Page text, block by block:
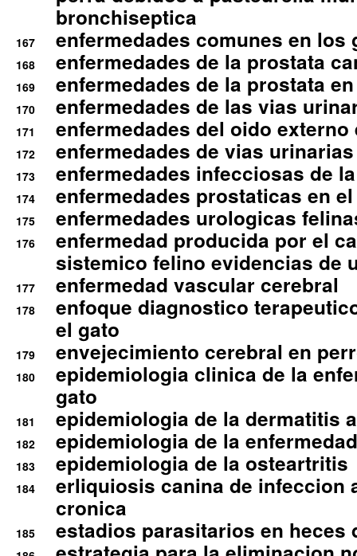
bronchiseptica
167 enfermedades comunes en los
168 enfermedades de la prostata
169 enfermedades de la prostata
170 enfermedades de las vias
171 enfermedades del oido
172 enfermedades de vias
173 enfermedades infecciosas de
174 enfermedades prostaticas en
175 enfermedades urologicas
176
enfermedad producida por el
sistemico felino evidencias de
177 enfermedad vascular cerebral
178
enfoque diagnostico
el gato
179 envejecimiento cerebral en
180
epidemiologia clinica de la
gato
181 epidemiologia de la dermatitis
182 epidemiologia de la
183 epidemiologia de la osteartritis
184
erliquiosis canina de infeccion
cronica
185 estadios parasitarios en heces